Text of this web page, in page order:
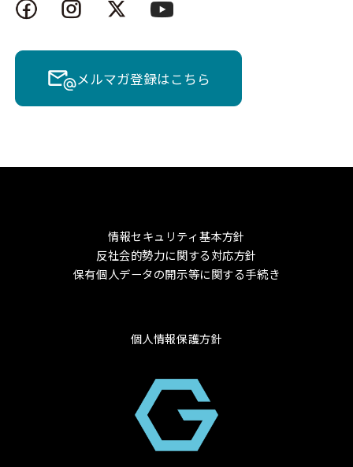
メルマガ登録はこちら
情報セキュリティ基本方針
反社会的勢力に関する対応方針
保有個人データの開示等に関する手続き
個人情報保護方針